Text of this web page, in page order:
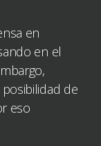
en
en el
de
eso